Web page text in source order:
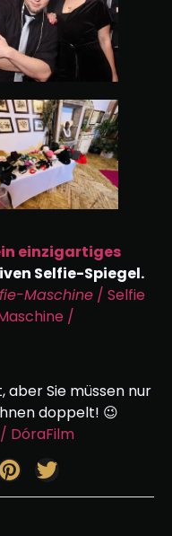
einzigartiges
Selfie-Spiegel.
Maschine / Selfie
/
aber Sie müssen nur
doppelt! 😉
DóraFilm